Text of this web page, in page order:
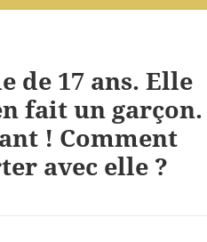
de 17 ans. Elle
fait un garçon.
! Comment
avec elle ?